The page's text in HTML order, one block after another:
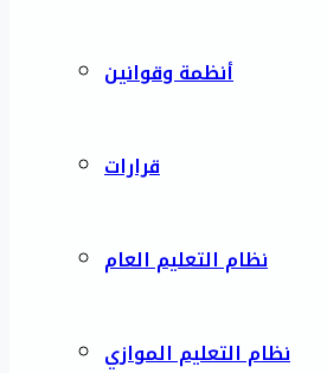
أنظمة وقوانين
قرارات
نظام التعليم العام
نظام التعليم الموازي